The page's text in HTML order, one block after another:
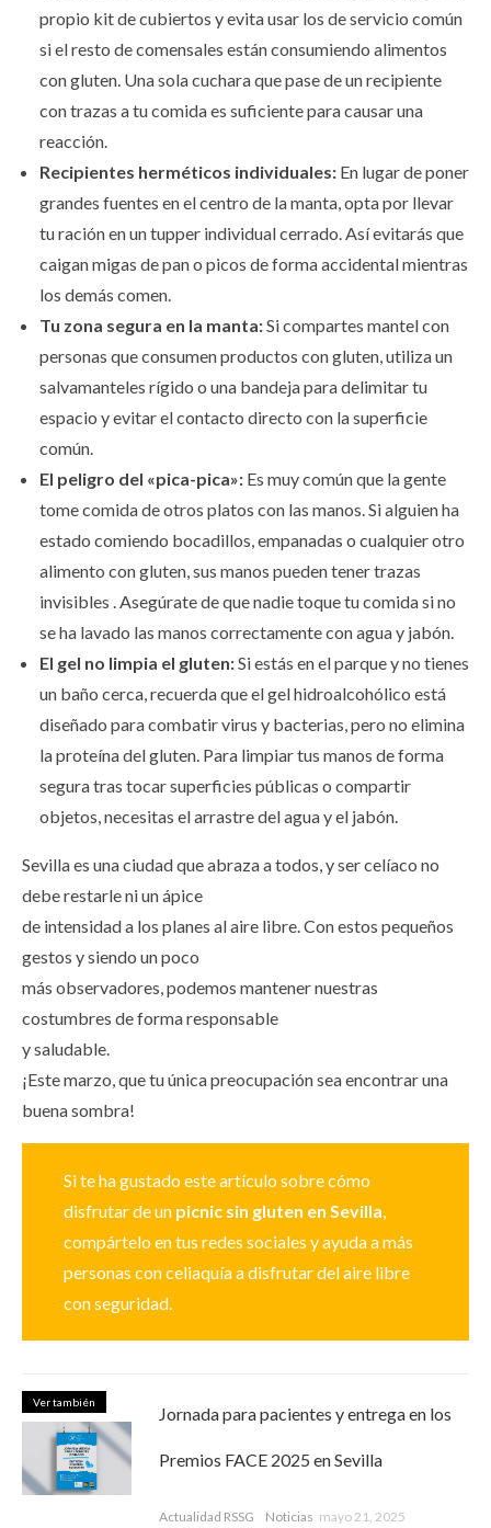
propio kit de cubiertos y evita usar los de servicio común
si el resto de comensales están consumiendo alimentos
con gluten. Una sola cuchara que pase de un recipiente
con trazas a tu comida es suficiente para causar una
reacción.
Recipientes herméticos individuales: En lugar de poner
grandes fuentes en el centro de la manta, opta por llevar
tu ración en un tupper individual cerrado. Así evitarás que
caigan migas de pan o picos de forma accidental mientras
los demás comen.
Tu zona segura en la manta:Si compartes mantel con
personas que consumen productos con gluten, utiliza un
salvamanteles rígido o una bandeja para delimitar tu
espacio y evitar el contacto directo con la superficie
común.
El peligro del «pica-pica»: Es muy común que la gente
tome comida de otros platos con las manos. Si alguien ha
estado comiendo bocadillos, empanadas o cualquier otro
alimento con gluten, sus manos pueden tener trazas
invisibles . Asegúrate de que nadie toque tu comida si no
se ha lavado las manos correctamente con agua y jabón.
El gel no limpia el gluten:Si estás en el parque y no tienes
un baño cerca, recuerda que el gel hidroalcohólico está
diseñado para combatir virus y bacterias, pero no elimina
la proteína del gluten. Para limpiar tus manos de forma
segura tras tocar superficies públicas o compartir
objetos, necesitas el arrastre del agua y el jabón.
Sevilla es una ciudad que abraza a todos, y ser celíaco no
debe restarle ni un ápice
de intensidad a los planes al aire libre. Con estos pequeños
gestos y siendo un poco
más observadores, podemos mantener nuestras
costumbres de forma responsable
y saludable.
¡Este marzo, que tu única preocupación sea encontrar una
buena sombra!
Si te ha gustado este artículo sobre cómo
disfrutar de un picnic sin gluten en Sevilla,
compártelo en tus redes sociales y ayuda a más
personas con celiaquía a disfrutar del aire libre
con seguridad.
Ver también
Jornada para pacientes y entrega en los
Premios FACE 2025 en Sevilla
Actualidad RSSG Noticias mayo 21, 2025